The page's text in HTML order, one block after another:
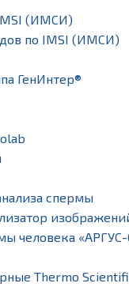
(ИМСИ)
по IMSI (ИМСИ)
ГенИнтер®
спермы
человека «АРГУС-
Thermo